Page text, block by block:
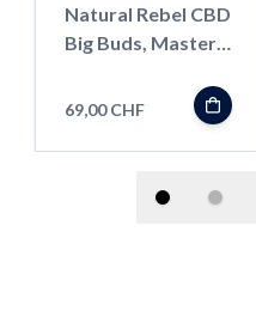
Natural Rebel CBD
Big Buds, Master
69,00 CHF